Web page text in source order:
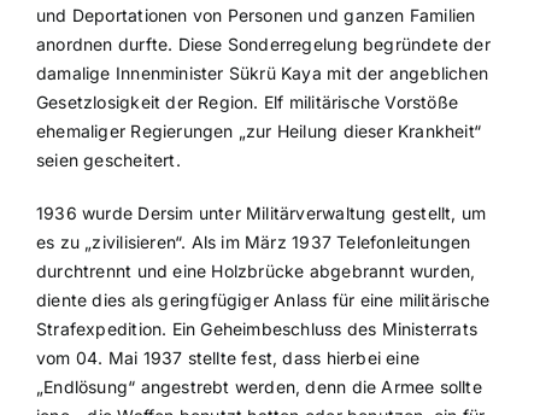
und Deportationen von Personen und ganzen Familien
anordnen durfte. Diese Sonderregelung begründete der
damalige Innenminister Sükrü Kaya mit der angeblichen
Gesetzlosigkeit der Region. Elf militärische Vorstöße
ehemaliger Regierungen „zur Heilung dieser Krankheit“
seien gescheitert.
1936 wurde Dersim unter Militärverwaltung gestellt, um
es zu „zivilisieren“. Als im März 1937 Telefonleitungen
durchtrennt und eine Holzbrücke abgebrannt wurden,
diente dies als geringfügiger Anlass für eine militärische
Strafexpedition. Ein Geheimbeschluss des Ministerrats
vom 04. Mai 1937 stellte fest, dass hierbei eine
„Endlösung“ angestrebt werden, denn die Armee sollte